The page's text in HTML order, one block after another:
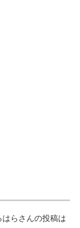
らさんの投稿は